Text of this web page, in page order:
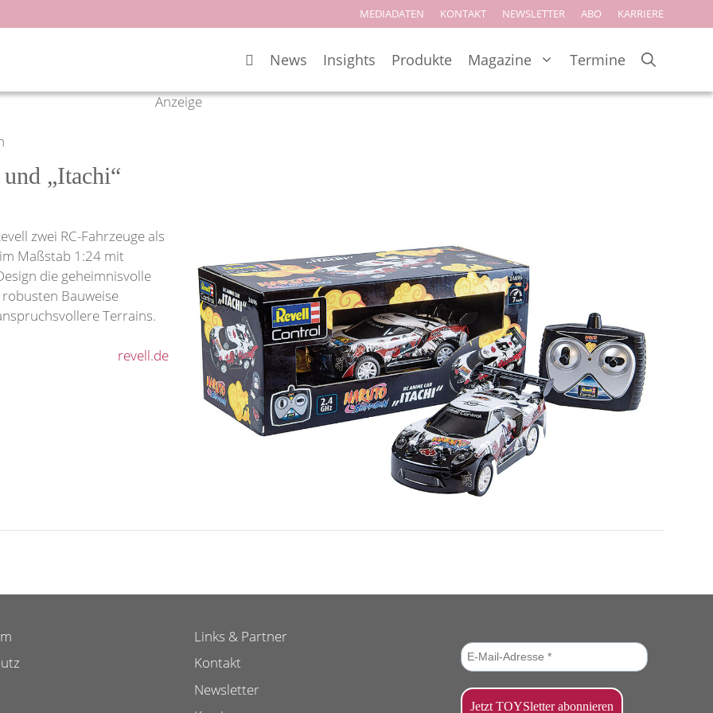
MEDIADATEN KONTAKT NEWSLETTER ABO KARRIERE
News Insights Produkte Magazine Termine
Anzeige
„Itachi“
zwei RC-Fahrzeuge als
Maßstab 1:24 mit
die geheimnisvolle
Bauweise
Terrains.
revell.de
Links & Partner
Kontakt
Newsletter